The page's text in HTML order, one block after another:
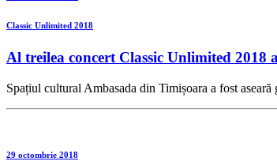
Classic Unlimited 2018
Al treilea concert Classic Unlimited 2018
Spațiul cultural Ambasada din Timișoara a fost
29 octombrie 2018